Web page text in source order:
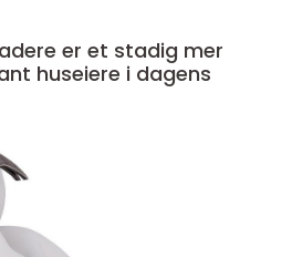
er et stadig mer
huseiere i dagens